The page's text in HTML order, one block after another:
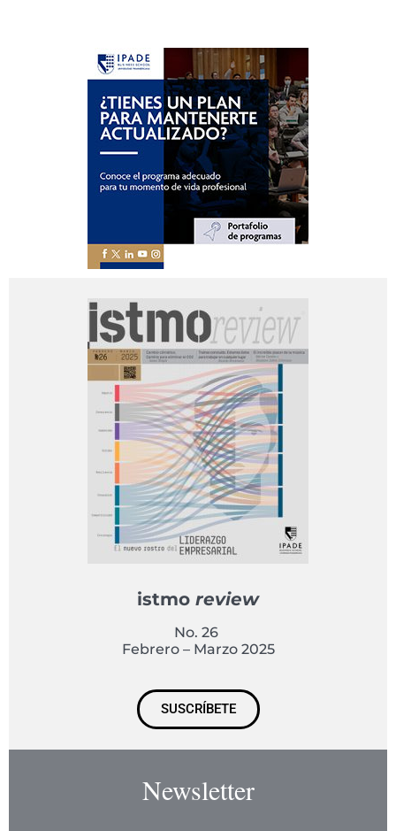
istmo review
No. 26
Febrero – Marzo 2025
SUSCRÍBETE
Newsletter